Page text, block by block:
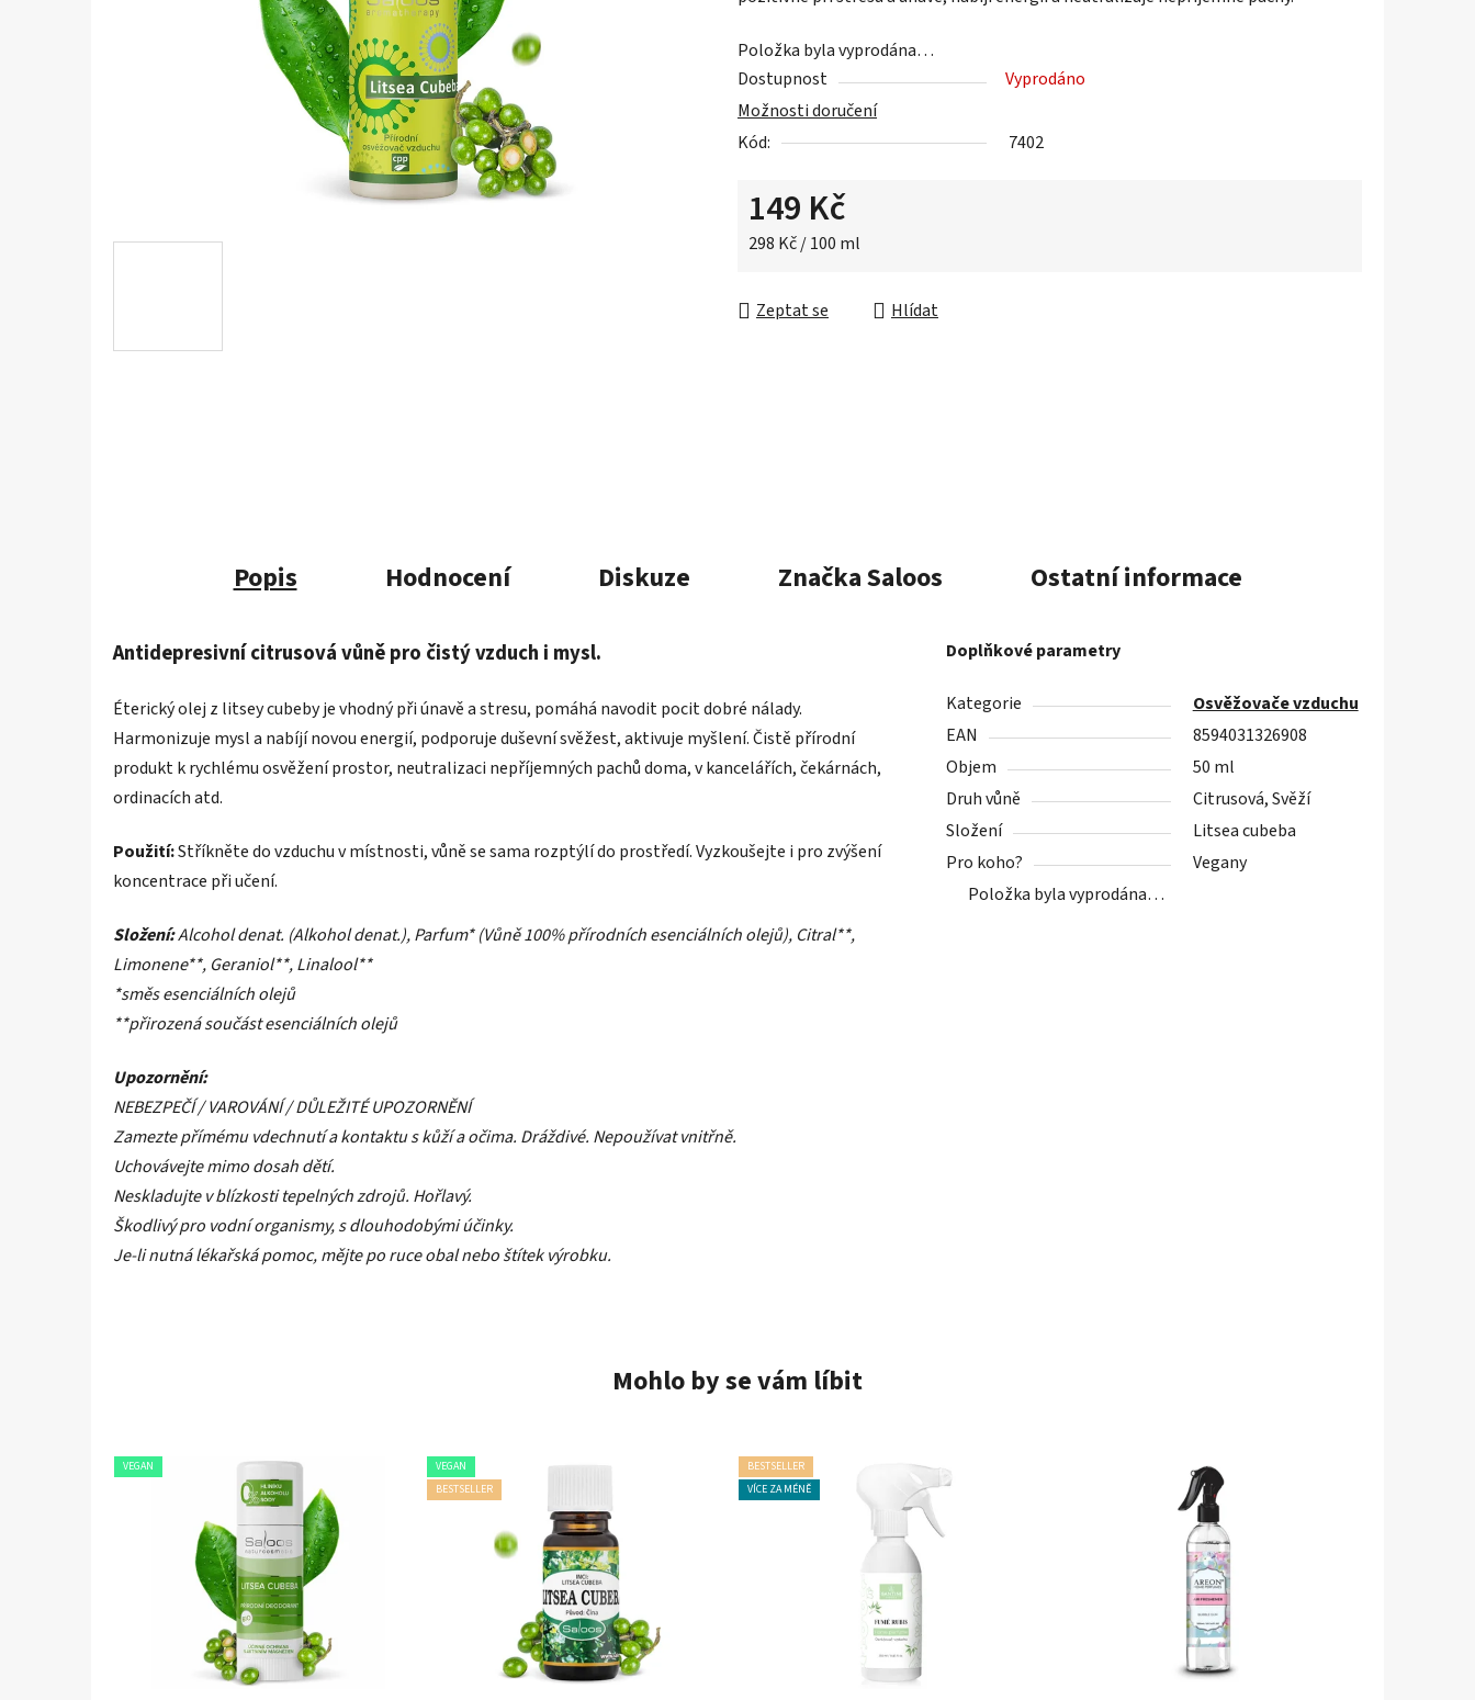
5
hvězdiček.
Položka byla vyprodána…
Dostupnost
Vyprodáno
Možnosti doručení
Kód:
7402
149 Kč
Měrná cena:
298 Kč / 100 ml
Zeptat se Hlídat
Popis Hodnocení Diskuze ZnačkaSaloos Ostatní informace
Antidepresivní citrusová vůně pro čistý vzduch i mysl.
Éterický olej z litsey cubeby je vhodný při únavě a stresu, pomáhá navodit pocit dobré nálady.
Harmonizuje mysl a nabíjí novou energií, podporuje duševní svěžest, aktivuje myšlení. Čistě přírodní
produkt k rychlému osvěžení prostor, neutralizaci nepříjemných pachů doma, v kancelářích, čekárnách,
ordinacích atd.
Použití:Stříkněte do vzduchu v místnosti, vůně se sama rozptýlí do prostředí. Vyzkoušejte i pro zvýšení
koncentrace při učení.
Složení:Alcohol denat. (Alkohol denat.), Parfum* (Vůně 100% přírodních esenciálních olejů), Citral**,
Limonene**, Geraniol**, Linalool**
*směs esenciálních olejů
**přirozená součást esenciálních olejů
Upozornění:
NEBEZPEČÍ / VAROVÁNÍ / DŮLEŽITÉ UPOZORNĚNÍ
Zamezte přímému vdechnutí a kontaktu s kůží a očima. Dráždivé. Nepoužívat vnitřně.
Uchovávejte mimo dosah dětí.
Neskladujte v blízkosti tepelných zdrojů. Hořlavý.
Škodlivý pro vodní organismy, s dlouhodobými účinky.
Je-li nutná lékařská pomoc, mějte po ruce obal nebo štítek výrobku.
Doplňkové parametry
Kategorie
Osvěžovače vzduchu
EAN
8594031326908
Objem
50 ml
Druh vůně
Citrusová, Svěží
Složení
Litsea cubeba
Pro koho?
Vegany
Položka byla vyprodána…
Mohlo by se vám líbit
VEGAN
VEGAN
BESTSELLER
BESTSELLER
VÍCE ZA MÉNĚ